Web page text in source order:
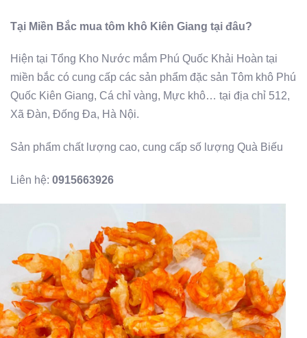
Tại Miền Bắc mua tôm khô Kiên Giang tại đâu?
Hiện tại Tổng Kho Nước mắm Phú Quốc Khải Hoàn tại
miền bắc có cung cấp các sản phẩm đặc sản Tôm khô Phú
Quốc Kiên Giang, Cá chỉ vàng, Mực khô… tại địa chỉ 512,
Xã Đàn, Đống Đa, Hà Nội.
Sản phẩm chất lượng cao, cung cấp số lượng Quà Biếu
Liên hệ: 0915663926